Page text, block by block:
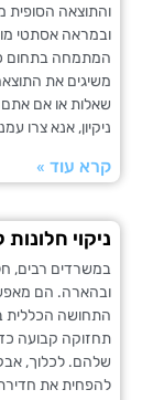
והתוצאה
ובמראה אסתטי
המתמחה בתחום
משיגים את
שאלות או אם אתם
ניקיון, אנא צרו
קרא עוד »
ניקוי
במשרדים רבים,
ובהארה. הם
התחושה הכללית
תחזוקה קבועה
שלהם. לכלוך,
להפחית את